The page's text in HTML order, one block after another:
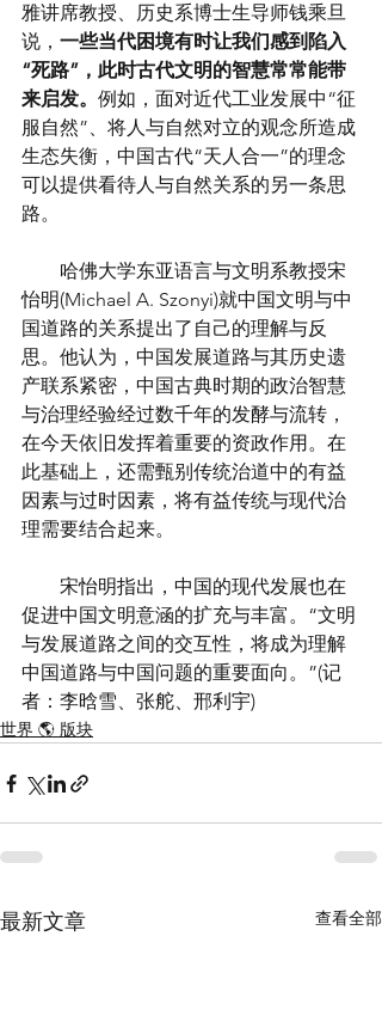
雅讲席教授、历史系博士生导师钱乘旦
说， 一些当代困境有时让我们感到陷入
“死路”，此时古代文明的智慧常常能带
来启发。 例如，面对近代工业发展中“征
服自然”、将人与自然对立的观念所造成
生态失衡，中国古代“天人合一”的理念
可以提供看待人与自然关系的另一条思
路。
哈佛大学东亚语言与文明系教授宋
怡明(Michael A. Szonyi)就中国文明与中
国道路的关系提出了自己的理解与反
思。他认为，中国发展道路与其历史遗
产联系紧密，中国古典时期的政治智慧
与治理经验经过数千年的发酵与流转，
在今天依旧发挥着重要的资政作用。在
此基础上，还需甄别传统治道中的有益
因素与过时因素，将有益传统与现代治
理需要结合起来。
宋怡明指出，中国的现代发展也在
促进中国文明意涵的扩充与丰富。“文明
与发展道路之间的交互性，将成为理解
中国道路与中国问题的重要面向。”(记
者：李晗雪、张舵、邢利宇)
世界 🌎 版块
最新文章 查看全部